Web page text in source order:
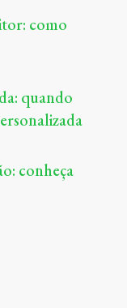
como
quando
conheça